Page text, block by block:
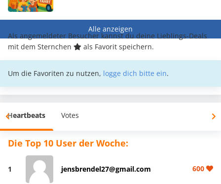
Alle anzeigen
Als angemeldeter Besucher kannst du deine Lieblings-Deals
mit dem Sternchen
als Favorit speichern.
Um die Favoriten zu nutzen, logge dich bitte ein.
Heartbeats Votes
Die Top 10 User der Woche:
1 jensbrendel27@gmail.com 600